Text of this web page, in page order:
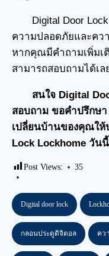
Digital Door
ความปลอดภัยและค
หากคุณมีคำถามเพิ่มเ
สามารถสอบถามได้เล
สนใจ Digital
สอบถาม ขอคำปรึกษ
เปลี่ยนบ้านของคุณให้
Lock Lockhome วัน
Post Views: 35
Digital door lock
กลอนประตูดิจิตอล คว